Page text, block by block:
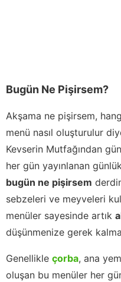
Bugün Ne Pişirsem?
Akşama ne pişirsem,
menü nasıl oluşturulur
Kevserin Mutfağından
her gün yayınlanan
bugün ne pişirsem
sebzeleri ve meyveleri
menüler sayesinde artık
düşünmenize gerek
Genellikle çorba, ana
oluşan bu menüler her